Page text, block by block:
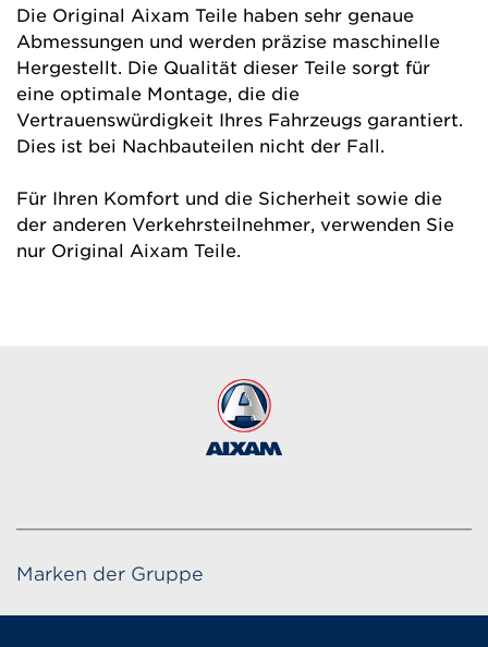
Die Original Aixam Teile haben sehr genaue
Abmessungen und werden präzise maschinelle
Hergestellt. Die Qualität dieser Teile sorgt für
eine optimale Montage, die die
Vertrauenswürdigkeit Ihres Fahrzeugs garantiert.
Dies ist bei Nachbauteilen nicht der Fall.
Für Ihren Komfort und die Sicherheit sowie die
der anderen Verkehrsteilnehmer, verwenden Sie
nur Original Aixam Teile.
Marken der Gruppe